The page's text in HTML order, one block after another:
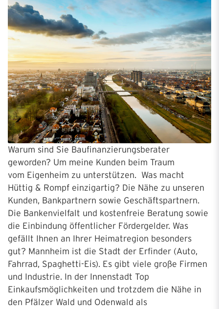
Warum sind Sie Baufinanzierungsberater
geworden? Um meine Kunden beim Traum
vom Eigenheim zu unterstützen. Was macht
Hüttig & Rompf einzigartig? Die Nähe zu unseren
Kunden, Bankpartnern sowie Geschäftspartnern.
Die Bankenvielfalt und kostenfreie Beratung sowie
die Einbindung öffentlicher Fördergelder. Was
gefällt Ihnen an Ihrer Heimatregion besonders
gut? Mannheim ist die Stadt der Erfinder (Auto,
Fahrrad, Spaghetti-Eis). Es gibt viele große Firmen
und Industrie. In der Innenstadt Top
Einkaufsmöglichkeiten und trotzdem die Nähe in
den Pfälzer Wald und Odenwald als